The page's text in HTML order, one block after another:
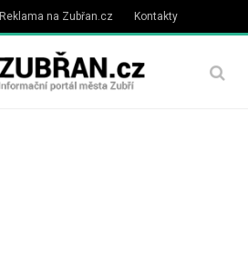
Reklama na Zubřan.cz Kontakty